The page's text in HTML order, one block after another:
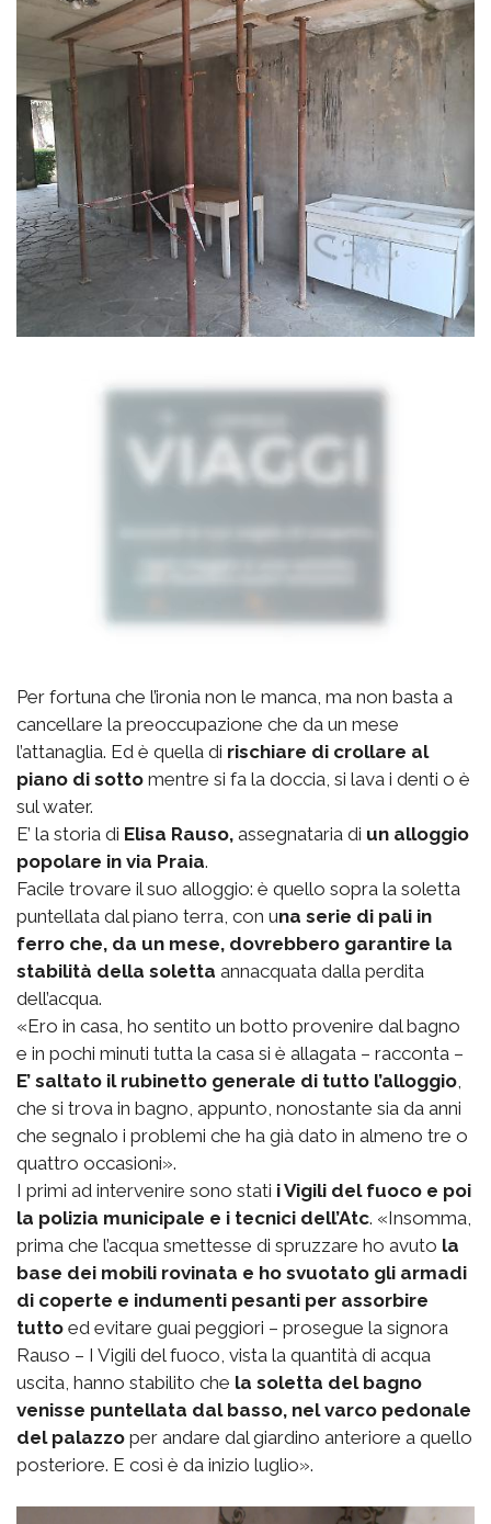
Per fortuna che l’ironia non le manca, ma non basta a
cancellare la preoccupazione che da un mese
l’attanaglia. Ed è quella di rischiare di crollare al
piano di sotto mentre si fa la doccia, si lava i denti o è
sul water.
E’ la storia di Elisa Rauso, assegnataria di un alloggio
popolare in via Praia.
Facile trovare il suo alloggio: è quello sopra la soletta
puntellata dal piano terra, con una serie di pali in
ferro che, da un mese, dovrebbero garantire la
stabilità della soletta annacquata dalla perdita
dell’acqua.
«Ero in casa, ho sentito un botto provenire dal bagno
e in pochi minuti tutta la casa si è allagata – racconta –
E’ saltato il rubinetto generale di tutto l’alloggio,
che si trova in bagno, appunto, nonostante sia da anni
che segnalo i problemi che ha già dato in almeno tre o
quattro occasioni».
I primi ad intervenire sono stati i Vigili del fuoco e poi
la polizia municipale e i tecnici dell’Atc. «Insomma,
prima che l’acqua smettesse di spruzzare ho avuto la
base dei mobili rovinata e ho svuotato gli armadi
di coperte e indumenti pesanti per assorbire
tutto ed evitare guai peggiori – prosegue la signora
Rauso – I Vigili del fuoco, vista la quantità di acqua
uscita, hanno stabilito che la soletta del bagno
venisse puntellata dal basso, nel varco pedonale
del palazzo per andare dal giardino anteriore a quello
posteriore. E così è da inizio luglio».